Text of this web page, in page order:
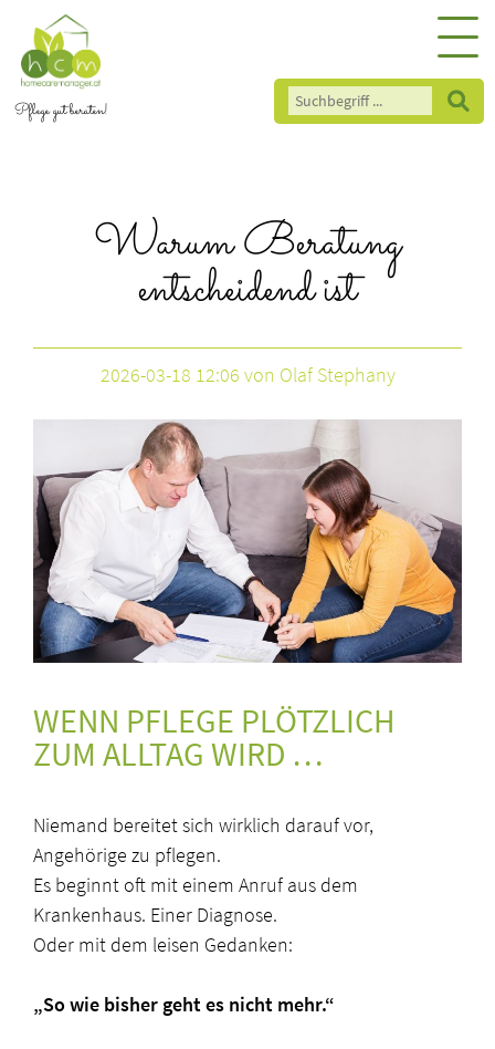
Pflege gut beraten!
Warum Beratung
entscheidend ist
2026-03-18 12:06 von Olaf Stephany
WENN PFLEGE PLÖTZLICH
ZUM ALLTAG WIRD …
Niemand bereitet sich wirklich darauf vor,
Angehörige zu pflegen.
Es beginnt oft mit einem Anruf aus dem
Krankenhaus. Einer Diagnose.
Oder mit dem leisen Gedanken:
„So wie bisher geht es nicht mehr.“